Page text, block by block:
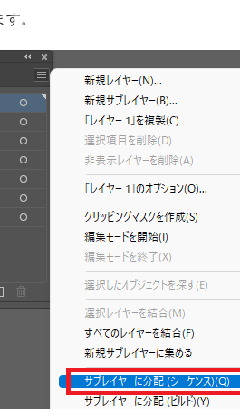
。